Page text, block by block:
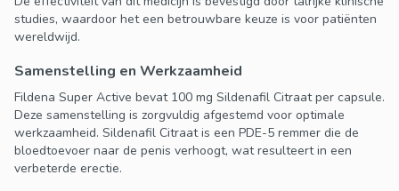
studies, waardoor het een betrouwbare keuze is voor patiënten
wereldwijd.
Samenstelling en Werkzaamheid
Fildena Super Active bevat 100 mg Sildenafil Citraat per capsule.
Deze samenstelling is zorgvuldig afgestemd voor optimale
werkzaamheid. Sildenafil Citraat is een PDE-5 remmer die de
bloedtoevoer naar de penis verhoogt, wat resulteert in een
verbeterde erectie.